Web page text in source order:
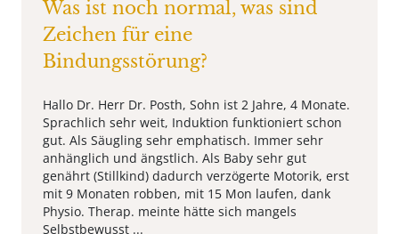
Was ist noch normal, was sind
Zeichen für eine
Bindungsstörung?
Hallo Dr. Herr Dr. Posth, Sohn ist 2 Jahre, 4 Monate.
Sprachlich sehr weit, Induktion funktioniert schon
gut. Als Säugling sehr emphatisch. Immer sehr
anhänglich und ängstlich. Als Baby sehr gut
genährt (Stillkind) dadurch verzögerte Motorik, erst
mit 9 Monaten robben, mit 15 Mon laufen, dank
Physio. Therap. meinte hätte sich mangels
Selbstbewusst ...